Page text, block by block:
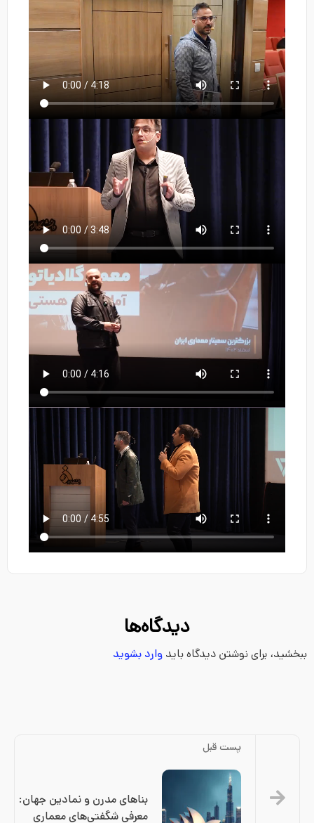
دیدگاه‌ها
ببخشید، برای نوشتن دیدگاه باید وارد بشوید
پست قبل
بناهای مدرن و نمادین جهان:
معرفی شگفتی‌های معماری